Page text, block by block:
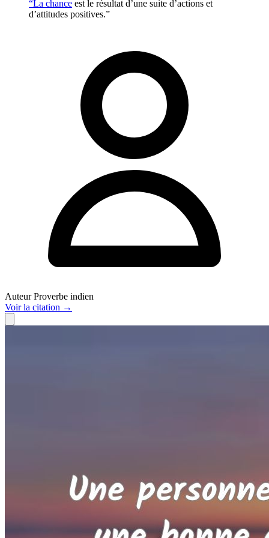
“La chance est le résultat d’une suite d’actions et
d’attitudes positives.”
Auteur Proverbe indien
Voirla citation →